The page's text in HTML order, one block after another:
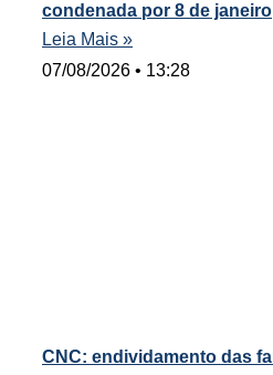
condenada por 8 de janeiro
Leia Mais »
07/08/2026
13:28
CNC: endividamento das